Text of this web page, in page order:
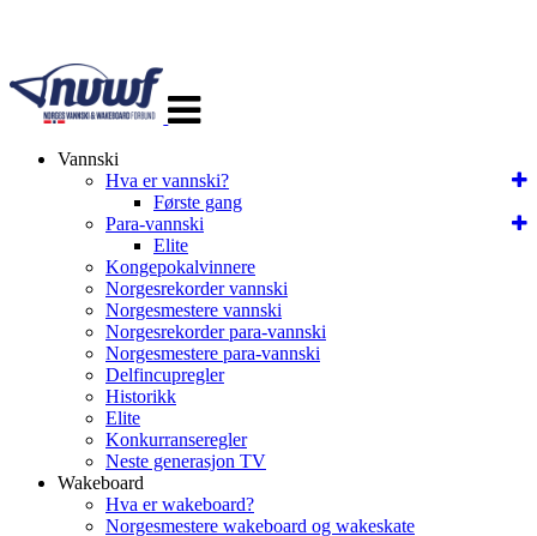
navigasjon
Vannski
Hva er vannski?
Første gang
Para-vannski
Elite
Kongepokalvinnere
Norgesrekorder vannski
Norgesmestere vannski
Norgesrekorder para-vannski
Norgesmestere para-vannski
Delfincupregler
Historikk
Elite
Konkurranseregler
Neste generasjon TV
Wakeboard
Hva er wakeboard?
Norgesmestere wakeboard og wakeskate